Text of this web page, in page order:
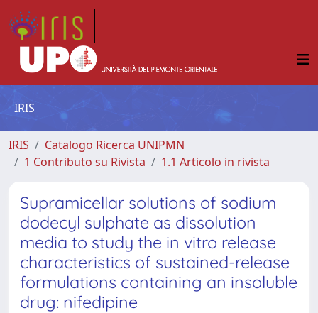
IRIS
IRIS
Catalogo Ricerca UNIPMN
1 Contributo su Rivista
1.1 Articolo in rivista
Supramicellar solutions of sodium
dodecyl sulphate as dissolution
media to study the in vitro release
characteristics of sustained-release
formulations containing an insoluble
drug: nifedipine